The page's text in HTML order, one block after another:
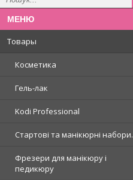
Товары
Косметика
Гель-лак
Kodi Professional
Стартові та манікюрні набори.
Фрезери для манікюру і
педикюру